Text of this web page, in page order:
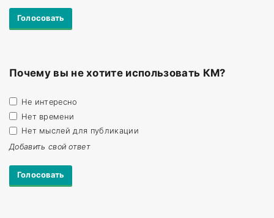
Почему вы не хотите использовать КМ?
Не интересно
Нет времени
Нет мыслей для публикации
Добавить свой ответ